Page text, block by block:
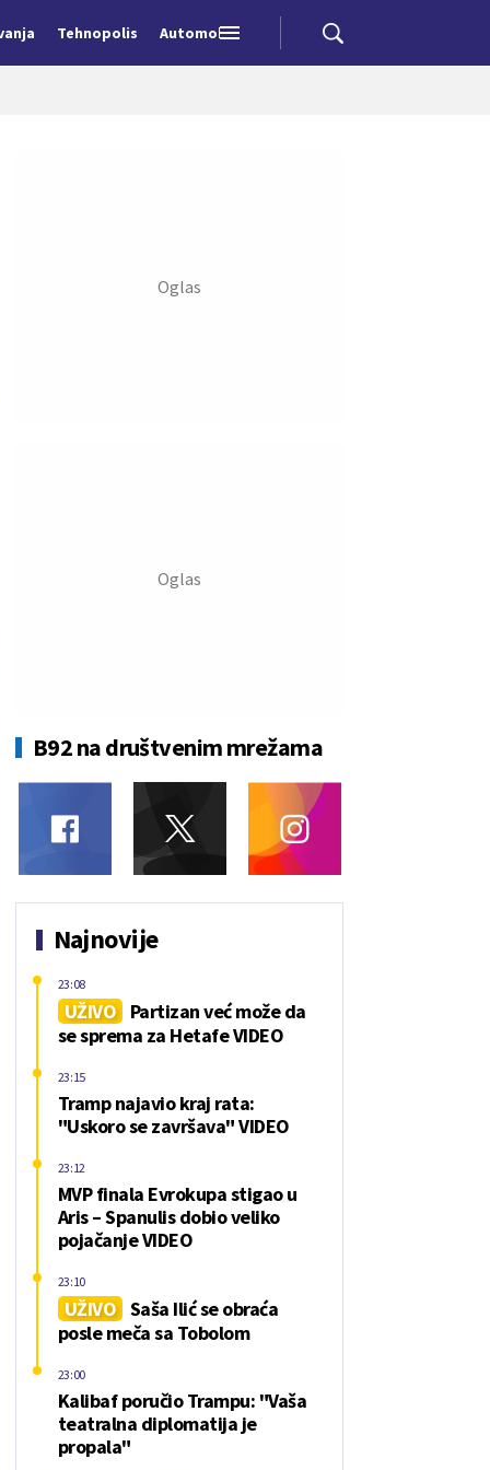
Tehnopolis Automobili
B92 na društvenim mrežama
Najnovije
UŽIVO
Partizan već može da
se sprema za Hetafe VIDEO
23:08
Tramp najavio kraj rata:
"Uskoro se završava" VIDEO
23:15
MVP finala Evrokupa stigao u
Aris – Spanulis dobio veliko
pojačanje VIDEO
23:12
UŽIVO Saša Ilić se obraća
posle meča sa Tobolom
23:10
Kalibaf poručio Trampu: "Vaša
teatralna diplomatija je
propala"
23:00